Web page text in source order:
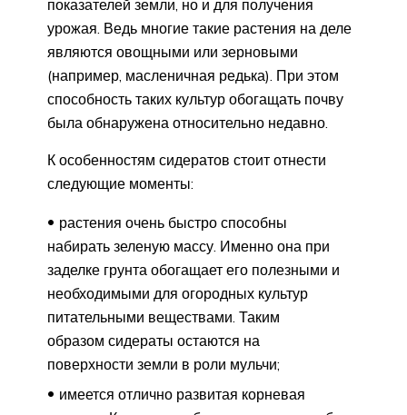
показателей земли, но и для получения
урожая. Ведь многие такие растения на деле
являются овощными или зерновыми
(например, масленичная редька). При этом
способность таких культур обогащать почву
была обнаружена относительно недавно.
К особенностям сидератов стоит отнести
следующие моменты:
растения очень быстро способны
набирать зеленую массу. Именно она при
заделке грунта обогащает его полезными и
необходимыми для огородных культур
питательными веществами. Таким
образом сидераты остаются на
поверхности земли в роли мульчи;
имеется отлично развитая корневая